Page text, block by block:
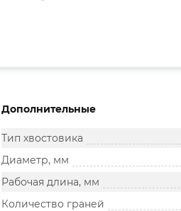
Дополнительные
Тип хвостовика
Диаметр, мм
Рабочая длина, мм
Количество граней